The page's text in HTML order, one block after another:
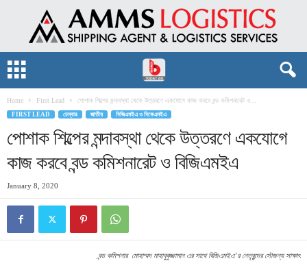
Home First Lead পোশাক শিল্পের মন্দাবস্থা থেকে উত্তরণে একযোগে কাজ করবে বন্ড কমিশনারেট ও...
FIRST LEAD চেম্বার জাতীয় বিজিএমইএ ও বিকেএমইএ
পোশাক শিল্পের মন্দাবস্থা থেকে উত্তরণে একযোগে
কাজ করবে বন্ড কমিশনারেট ও বিজিএমইএ
January 8, 2020
বন্ড কমিশনার মোহাম্মদ মাহাবুবুজ্জামান এর সাথে বিজিএমইএ’র নেতৃবৃন্দের সৌজন্য সাক্ষাৎ